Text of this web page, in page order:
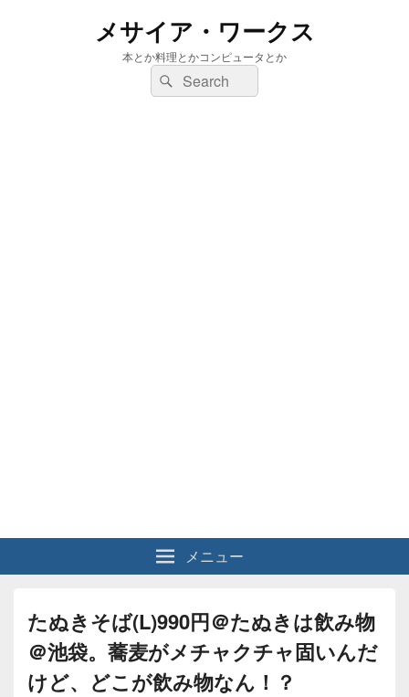
メサイア・ワークス
本とか料理とかコンピュータとか
検
索:
検
索
メニュー
たぬきそば(L)990円＠たぬきは飲み物
＠池袋。蕎麦がメチャクチャ固いんだ
けど、どこが飲み物なん！？